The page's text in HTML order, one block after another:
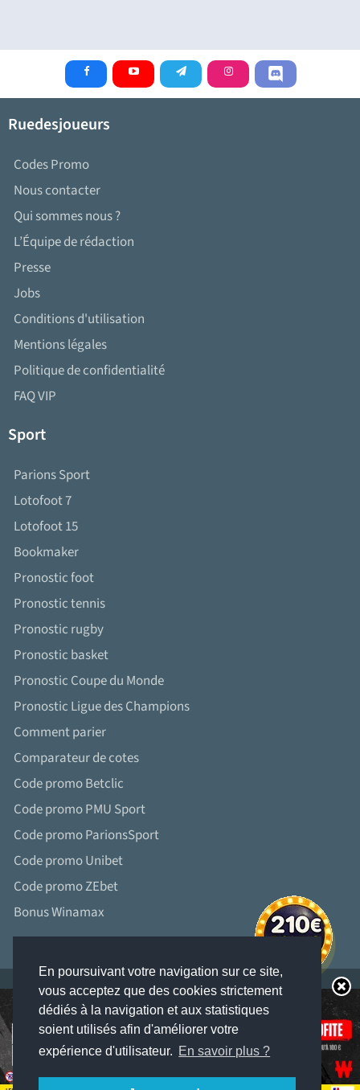
En poursuivant votre navigation sur ce site,
vous acceptez que des cookies strictement
dédiés à la navigation et aux statistiques
soient utilisés afin d'améliorer votre
expérience d'utilisateur. En savoir plus ?
Ruedesjoueurs
Codes Promo
Nous contacter
Qui sommes nous ?
L’Équipe de rédaction
Presse
Jobs
Conditions d'utilisation
Mentions légales
Politique de confidentialité
FAQ VIP
Sport
Parions Sport
Lotofoot 7
Lotofoot 15
Bookmaker
Pronostic foot
Pronostic tennis
Pronostic rugby
Pronostic basket
Pronostic Coupe du Monde
Pronostic Ligue des Champions
Comment parier
Comparateur de cotes
Code promo Betclic
Code promo PMU Sport
Code promo ParionsSport
Code promo Unibet
Code promo ZEbet
Bonus Winamax
LES JEUX D’ARGENT ET DE HASARD PEUVENT ÊTRE DANGEREUX : PERTES
D’ARGENT, CONFLITS FAMILIAUX, ADDICTION...
RETROUVEZ NOS CONSEILS SUR JOUEURS-INFO-SERVICE. FR (09 74 75 13 13 –
APPEL NON SURTAXÉ).